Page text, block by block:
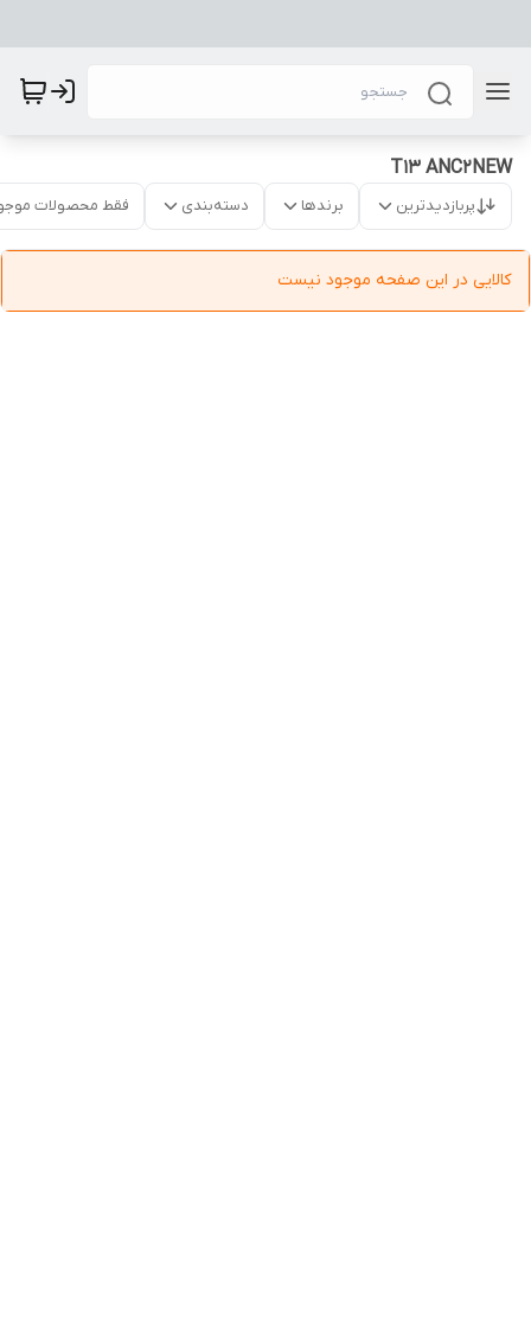
T13 ANC2NEW
پربازدیدترین برندها دسته‌بندی فقط محصولات
کالایی در این صفحه موجود نیست